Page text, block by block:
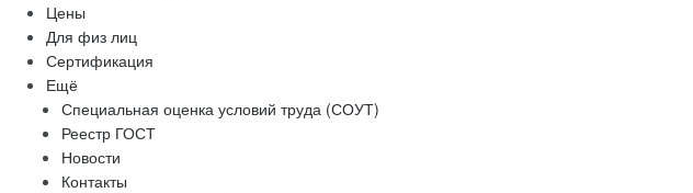
Цены
Для физ лиц
Сертификация
Ещё
Специальная оценка условий труда (СОУТ)
Реестр ГОСТ
Новости
Контакты